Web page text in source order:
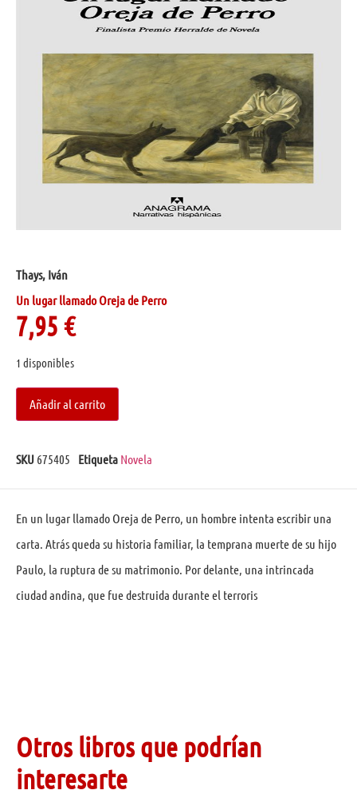
Thays, Iván
Un lugar llamado Oreja de Perro
7,95 €
1 disponibles
Añadir al carrito
SKU 675405 Etiqueta Novela
En un lugar llamado Oreja de Perro, un hombre intenta escribir una
carta. Atrás queda su historia familiar, la temprana muerte de su hijo
Paulo, la ruptura de su matrimonio. Por delante, una intrincada
ciudad andina, que fue destruida durante el terroris
Otros libros que podrían
interesarte